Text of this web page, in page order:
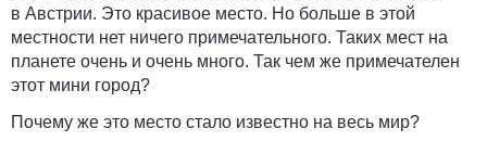
в Австрии. Это красивое место. Но больше в этой
местности нет ничего примечательного. Таких мест на
планете очень и очень много. Так чем же примечателен
этот мини город?
Почему же это место стало известно на весь мир?